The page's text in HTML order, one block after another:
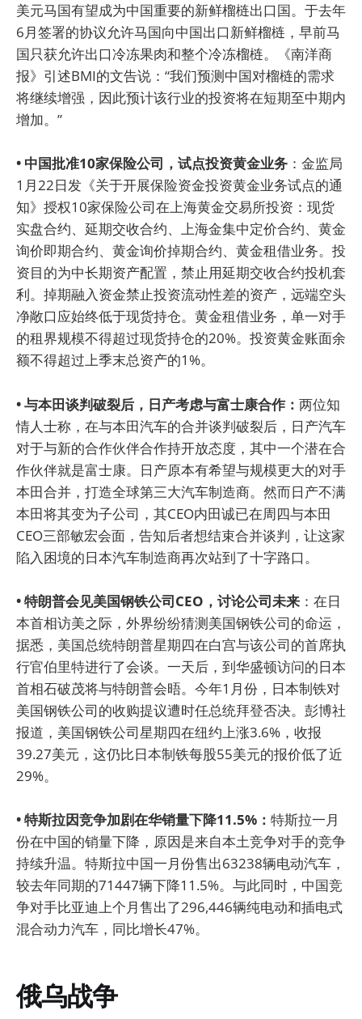
美元马国有望成为中国重要的新鲜榴梿出口国。于去年
6月签署的协议允许马国向中国出口新鲜榴梿，早前马
国只获允许出口冷冻果肉和整个冷冻榴梿。《南洋商
报》引述BMI的文告说：“我们预测中国对榴梿的需求
将继续增强，因此预计该行业的投资将在短期至中期内
增加。”
• 中国批准10家保险公司，试点投资黄金业务 ：金监局
1月22日发《关于开展保险资金投资黄金业务试点的通
知》授权10家保险公司在上海黄金交易所投资：现货
实盘合约、延期交收合约、上海金集中定价合约、黄金
询价即期合约、黄金询价掉期合约、黄金租借业务。投
资目的为中长期资产配置，禁止用延期交收合约投机套
利。掉期融入资金禁止投资流动性差的资产，远端空头
净敞口应始终低于现货持仓。黄金租借业务，单一对手
的租界规模不得超过现货持仓的20%。投资黄金账面余
额不得超过上季末总资产的1%。
• 与本田谈判破裂后，日产考虑与富士康合作： 两位知
情人士称，在与本田汽车的合并谈判破裂后，日产汽车
对于与新的合作伙伴合作持开放态度，其中一个潜在合
作伙伴就是富士康。日产原本有希望与规模更大的对手
本田合并，打造全球第三大汽车制造商。然而日产不满
本田将其变为子公司，其CEO内田诚已在周四与本田
CEO三部敏宏会面，告知后者想结束合并谈判，让这家
陷入困境的日本汽车制造商再次站到了十字路口。
• 特朗普会见美国钢铁公司CEO，讨论公司未来 ：在日
本首相访美之际，外界纷纷猜测美国钢铁公司的命运，
据悉，美国总统特朗普星期四在白宫与该公司的首席执
行官伯里特进行了会谈。一天后，到华盛顿访问的日本
首相石破茂将与特朗普会晤。今年1月份，日本制铁对
美国钢铁公司的收购提议遭时任总统拜登否决。彭博社
报道，美国钢铁公司星期四在纽约上涨3.6%，收报
39.27美元，这仍比日本制铁每股55美元的报价低了近
29%。
• 特斯拉因竞争加剧在华销量下降11.5%： 特斯拉一月
份在中国的销量下降，原因是来自本土竞争对手的竞争
持续升温。特斯拉中国一月份售出63238辆电动汽车，
较去年同期的71447辆下降11.5%。与此同时，中国竞
争对手比亚迪上个月售出了296,446辆纯电动和插电式
混合动力汽车，同比增长47%。
俄乌战争